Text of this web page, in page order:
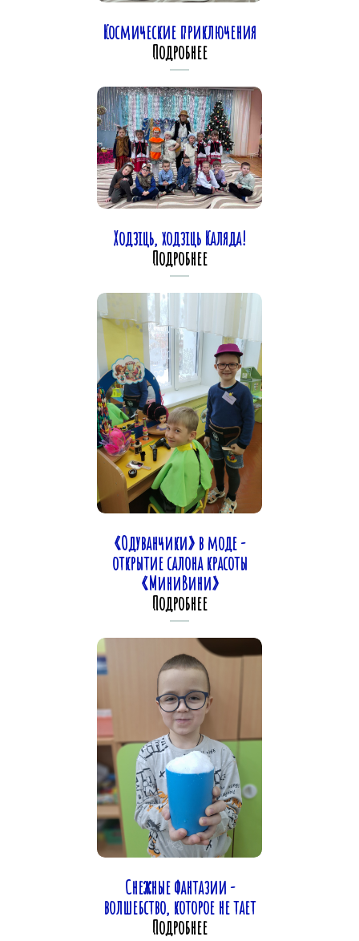
Космические приключения
Подробнее
Ходзіць, ходзіць Каляда!
Подробнее
«Одуванчики» в моде -
открытие салона красоты
«МиниВини»
Подробнее
Снежные фантазии -
волшебство, которое не тает
Подробнее